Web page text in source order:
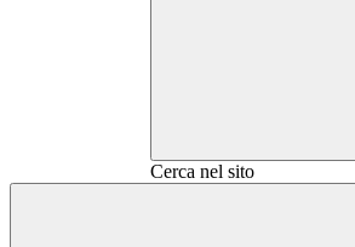
Cerca nel sito